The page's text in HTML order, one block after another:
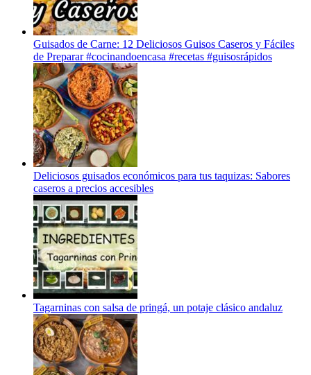
Guisados de Carne: 12 Deliciosos Guisos Caseros y Fáciles
de Preparar #cocinandoencasa #recetas #guisosrápidos
Deliciosos guisados económicos para tus taquizas: Sabores
caseros a precios accesibles
Tagarninas con salsa de pringá, un potaje clásico andaluz